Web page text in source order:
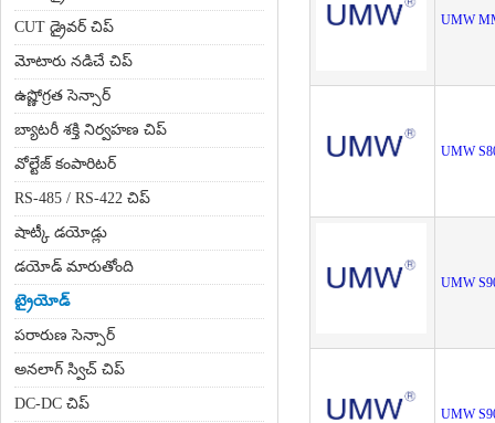
CUT డ్రైవర్ చిప్
మోటారు నడిచే చిప్
ఉష్ణోగ్రత సెన్సార్
బ్యాటరీ శక్తి నిర్వహణ చిప్
వోల్టేజ్ కంపారిటర్
RS-485 / RS-422 చిప్
షాట్కీ డయోడ్లు
డయోడ్ మారుతోంది
ట్రైయోడ్
పరారుణ సెన్సార్
అనలాగ్ స్విచ్ చిప్
DC-DC చిప్
UMW
UMW
UMW
UMW